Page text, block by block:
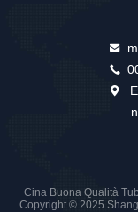
Cina Buona Qualità
Copyright © 2025